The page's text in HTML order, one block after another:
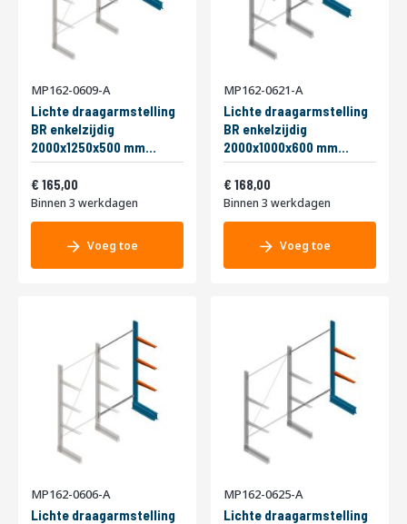
MP162-0609-A
Lichte draagarmstelling
BR enkelzijdig
2000x1250x500 mm
(hxbxd) 2 niveaus
aanbouwsectie
Vanaf
165,00
Binnen 3 werkdagen
Voeg toe
MP162-0621-A
Lichte draagarmstelling
BR enkelzijdig
2000x1000x600 mm
(hxbxd) 2 niveaus
aanbouwsectie
Vanaf
168,00
Binnen 3 werkdagen
Voeg toe
MP162-0606-A
Lichte draagarmstelling
MP162-0625-A
Lichte draagarmstelling